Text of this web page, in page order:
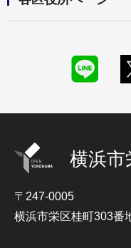
横浜市
〒247-0005
横浜市栄区桂町303番